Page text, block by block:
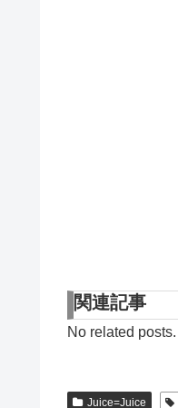
関連記事
No related posts.
Juice=Juice